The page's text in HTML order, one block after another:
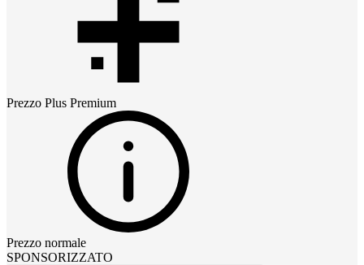
Prezzo Plus Premium
Prezzo normale
SPONSORIZZATO